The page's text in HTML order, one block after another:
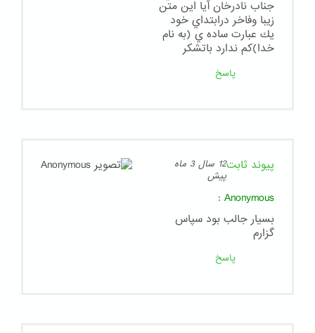
جناب نادرخان آيا اين متن
زيبا وفاخر درابتداي خود
يك عبارت ساده ي (به نام
خدا)كم ندارد باتشكر
پاسخ
پیوند ثابت
12 سال 3 ماه
پیش
Anonymous
:
بسيار جالب بود سپاس
گزارم
پاسخ